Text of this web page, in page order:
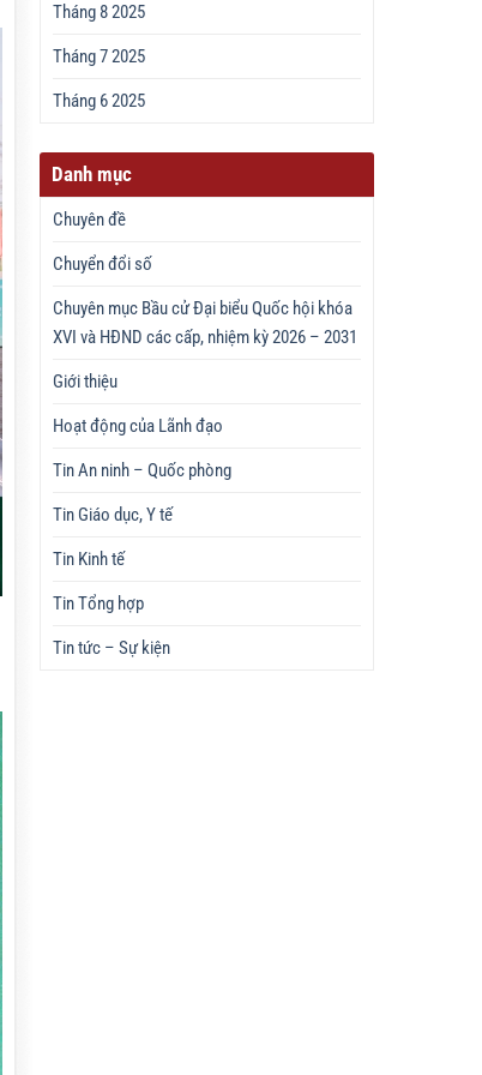
Tháng 8 2025
Tháng 7 2025
Tháng 6 2025
Danh mục
Chuyên đề
Chuyển đổi số
Chuyên mục Bầu cử Đại biểu Quốc hội khóa
XVI và HĐND các cấp, nhiệm kỳ 2026 – 2031
Giới thiệu
Hoạt động của Lãnh đạo
Tin An ninh – Quốc phòng
Tin Giáo dục, Y tế
Tin Kinh tế
Tin Tổng hợp
Tin tức – Sự kiện